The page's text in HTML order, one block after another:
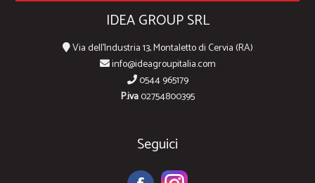
IDEA GROUP SRL
Via dell'Industria 13, Montaletto di Cervia (RA)
info@ideagroupitalia.com
0544 965179
P.iva02754800395
Seguici